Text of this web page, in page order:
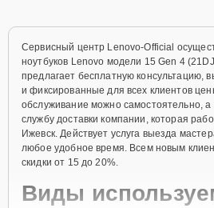
Сервисный центр Lenovo-Official
ноутбуков Lenovo модели 15 Gen 4
предлагает бесплатную консультацию,
и фиксированные для всех клиентов
обслуживание можно самостоятельно, а
службу доставки компании, которая
Ижевск. Действует услуга выезда
любое удобное время. Всем новым
скидки от 15 до 20%.
Виды